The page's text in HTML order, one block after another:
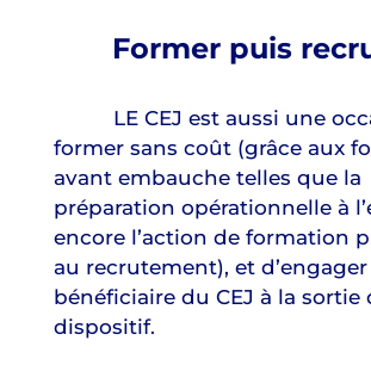
Former puis
LE CEJ est aussi une
former sans coût (grâce aux
avant embauche telles que la
préparation opérationnelle à
encore l’action de formation
au recrutement), et d’engager
bénéficiaire du CEJ à la sortie
dispositif.